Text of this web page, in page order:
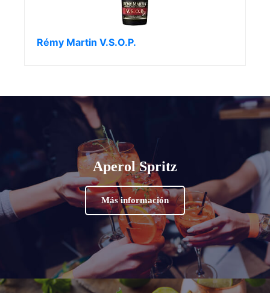
Rémy Martin V.S.O.P.
Aperol Spritz
Más información